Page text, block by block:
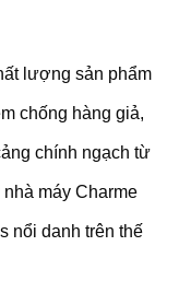
lượng sản phẩm
chống hàng giả,
chính ngạch từ
máy Charme
nổi danh trên thế